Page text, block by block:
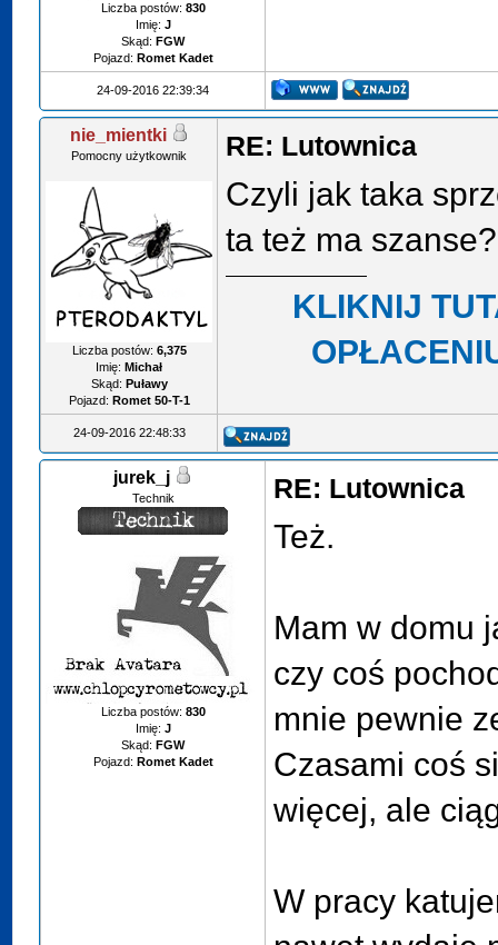
Liczba postów: 830
Imię: J
Skąd: FGW
Pojazd: Romet Kadet
24-09-2016 22:39:34
nie_mientki
Pomocny użytkownik
Liczba postów: 6,375
Imię: Michał
Skąd: Puławy
Pojazd: Romet 50-T-1
RE: Lutownica
Czyli jak taka
ta też ma szanse?
KLIKNIJ
24-09-2016 22:48:33
jurek_j
Technik
Liczba postów: 830
Imię: J
Skąd: FGW
Pojazd: Romet Kadet
RE: Lutownica
Też.
Mam w domu
czy coś
mnie pewnie
Czasami coś
więcej, ale
W pracy